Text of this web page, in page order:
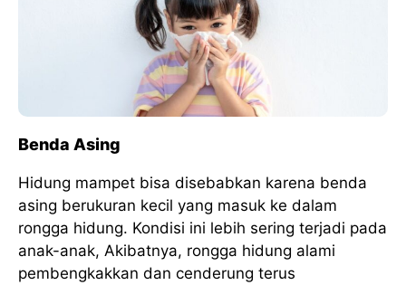
Benda Asing
Hidung mampet bisa disebabkan karena benda
asing berukuran kecil yang masuk ke dalam
rongga hidung. Kondisi ini lebih sering terjadi pada
anak-anak, Akibatnya, rongga hidung alami
pembengkakkan dan cenderung terus